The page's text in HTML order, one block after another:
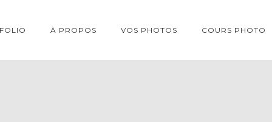
À PROPOS VOS PHOTOS COURS PHOTO